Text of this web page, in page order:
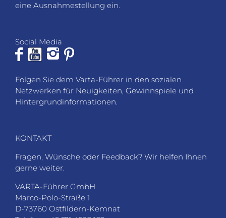
eine Ausnahmestellung ein.
Social Media
Folgen Sie dem Varta-Führer in den sozialen
Netzwerken für Neuigkeiten, Gewinnspiele und
Hintergrundinformationen.
KONTAKT
Fragen, Wünsche oder Feedback? Wir helfen Ihnen
gerne weiter.
VARTA-Führer GmbH
Marco-Polo-Straße 1
D-73760 Ostfildern-Kemnat